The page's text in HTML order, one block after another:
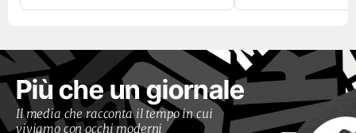
Più che un giornale
Il media che racconta il tempo in cui
viviamo con occhi moderni